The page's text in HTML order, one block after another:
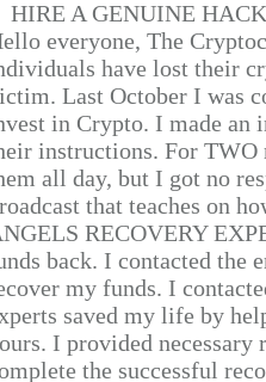
HIRE A GENUINE
everyone, The
have lost their
Last October I was
in Crypto. I made
instructions. For TWO
all day, but I got no
that teaches on
RECOVERY
back. I contacted the
my funds. I
saved my life by
I provided
the successful